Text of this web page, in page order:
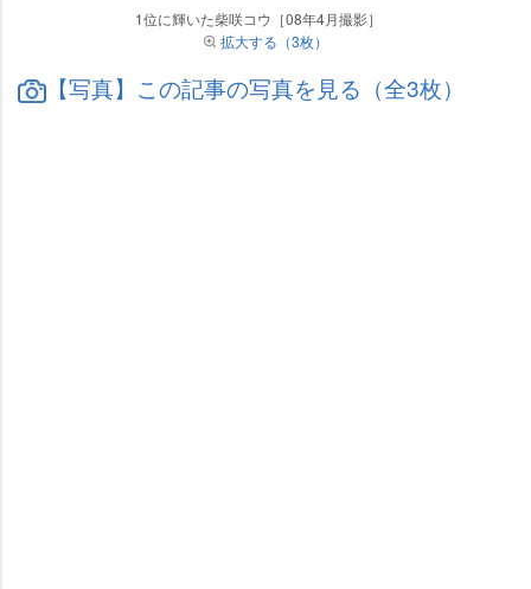
1位に輝いた柴咲コウ［08年4月撮影］
拡大する（3枚）
【写真】この記事の写真を見る（全3枚）